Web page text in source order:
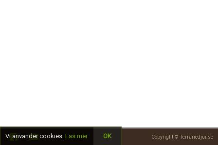
Copyright © Terrariedjur.se
Vi använder cookies. Läs mer OK